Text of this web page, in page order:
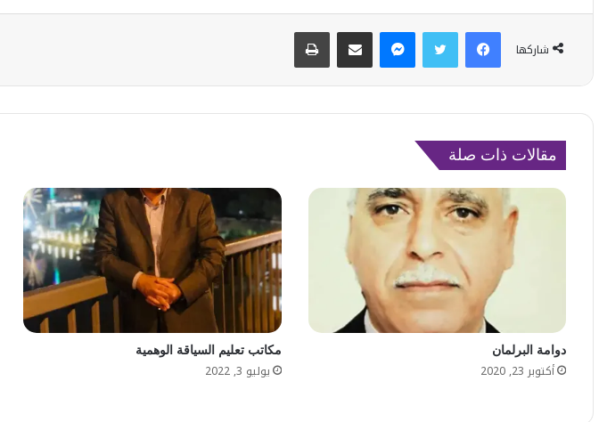
شاركها
فيسبوك
مقالات ذات صلة
دوامة البرلمان
أكتوبر 23, 2020
مكاتب تعليم السياقة الوهمية
يوليو 3, 2022